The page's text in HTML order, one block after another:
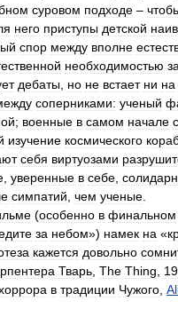
суровом подходе –
него приступы детской
спор между вполне
необходимостью
дебаты но не встает ни на
соперниками: ученый
; военные в самом начале
изучение космического
себя виртуозами
уверенные в себе
симпатий чем ученые
(особенно в финальном
за небом») намек на «
кажется довольно
Тварь The Thing
в традиции Чужого